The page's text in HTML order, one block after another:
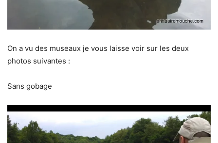
On a vu des museaux je vous laisse voir sur les deux
photos suivantes :
Sans gobage